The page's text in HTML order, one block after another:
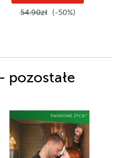
54.90zł (-50%)
pozostałe